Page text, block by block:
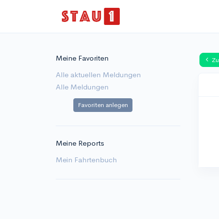
Meine Favoriten
Alle aktuellen Meldungen
Alle Meldungen
Favoriten anlegen
Meine Reports
Mein Fahrtenbuch